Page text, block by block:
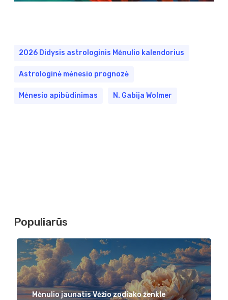
2026 Didysis astrologinis Mėnulio kalendorius
Astrologinė mėnesio prognozė
Mėnesio apibūdinimas N. Gabija Wolmer
Populiarūs
Mėnulio jaunatis Vėžio zodiako ženkle